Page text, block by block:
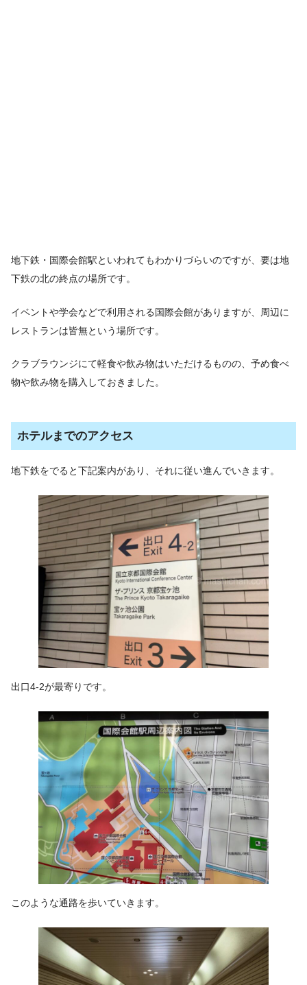
地下鉄・国際会館駅といわれてもわかりづらいのですが、要は地
下鉄の北の終点の場所です。
イベントや学会などで利用される国際会館がありますが、周辺に
レストランは皆無という場所です。
クラブラウンジにて軽食や飲み物はいただけるものの、予め食べ
物や飲み物を購入しておきました。
ホテルまでのアクセス
地下鉄をでると下記案内があり、それに従い進んでいきます。
出口4-2が最寄りです。
このような通路を歩いていきます。